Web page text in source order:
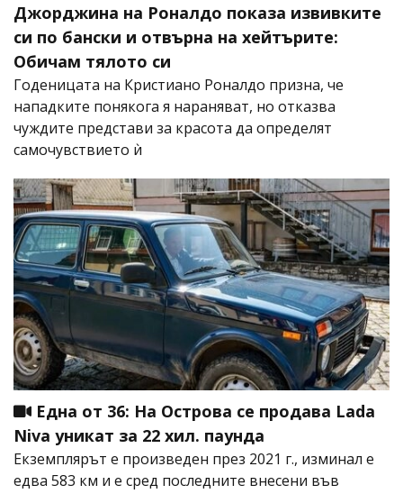
Джорджина на Роналдо показа извивките
си по бански и отвърна на хейтърите:
Обичам тялото си
Годеницата на Кристиано Роналдо призна, че
нападките понякога я нараняват, но отказва
чуждите представи за красота да определят
самочувствието ѝ
Една от 36: На Острова се продава Lada
Niva уникат за 22 хил. паунда
Екземплярът е произведен през 2021 г., изминал е
едва 583 км и е сред последните внесени във